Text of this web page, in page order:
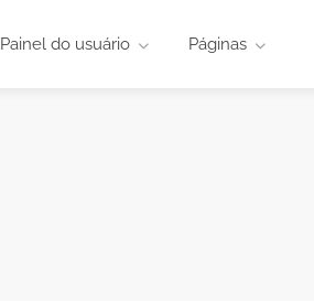
Painel do usuário Páginas